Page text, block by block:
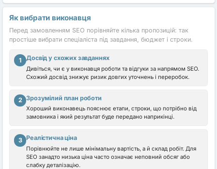
Як вибрати виконавця
Перед замовленням SEO порівняйте кілька пропозицій: так
простіше вибрати спеціаліста під завдання, бюджет і строки.
1 Досвід у схожих завданнях
Дивіться, чи є у виконавця роботи та відгуки за напрямом SEO.
Схожий досвід знижує ризик довгих уточнень і переробок.
2 Зрозумілий план роботи
Хороший виконавець пояснює етапи, строки, що потрібно від
замовника і який результат буде передано наприкінці.
3 Реалістична ціна
Порівнюйте не лише мінімальну вартість, а й склад робіт. Для
SEO занадто низька ціна часто означає неповний обсяг або
слабку деталізацію.